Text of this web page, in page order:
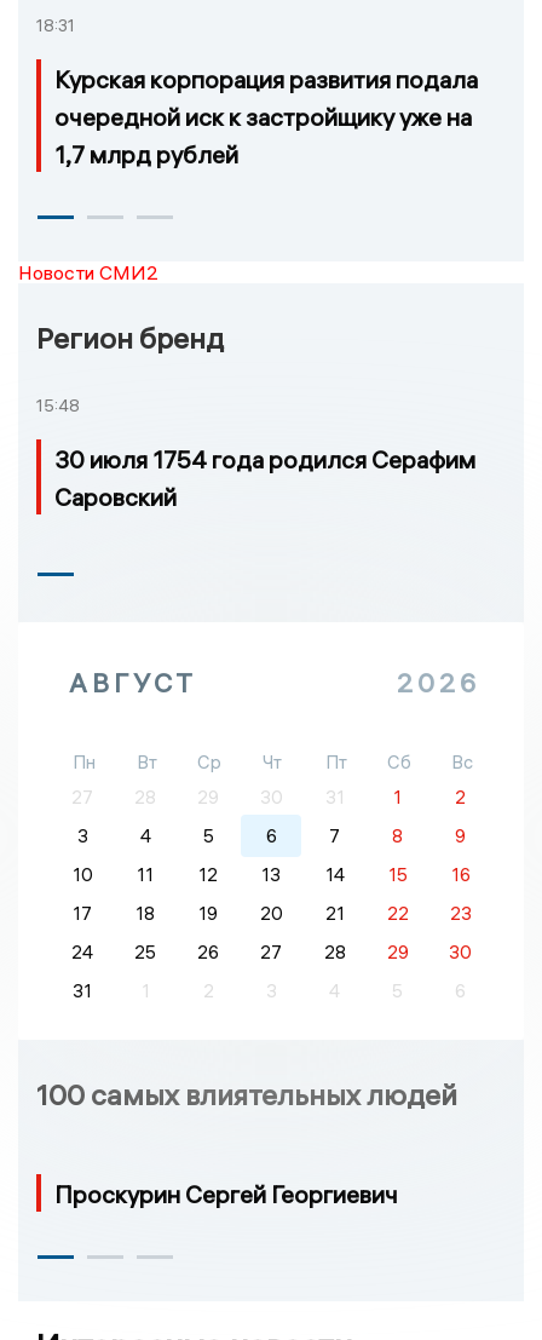
18:31
Курская корпорация развития подала
очередной иск к застройщику уже на
1,7 млрд рублей
Новости СМИ2
Регион бренд
15:48
30 июля 1754 года родился Серафим
Саровский
АВГУСТ 2026
Пн Вт Ср Чт Пт Сб
Вс
27
28 29 30 31 1
2
3
4 5 6 7 8
9
10
11 12 13 14 15
16
17
18 19 20 21 22
23
24
25 26 27 28 29
30
31
1 2 3 4 5 6
100 самых влиятельных людей
Проскурин Сергей Георгиевич